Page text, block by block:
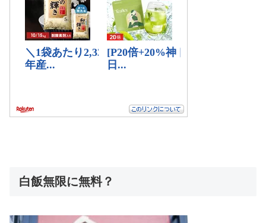
白飯無限に無料？